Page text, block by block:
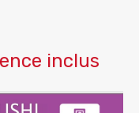
inclus